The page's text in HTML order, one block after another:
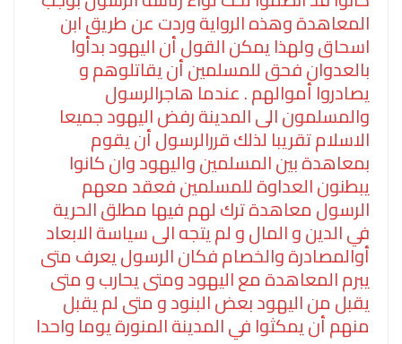
المعاهدة وهذه الرواية وردت عن طريق ابن
اسحاق ولهذا يمكن القول أن اليهود بدأوا
بالعدوان فحق للمسلمين أن يقاتلوهم و
يصادروا أموالهم . عندما هاجرالرسول
والمسلمون الى المدينة رفض اليهود جميعا
الاسلام تقريبا لذلك قررالرسول أن يقوم
بمعاهدة بين المسلمين واليهود وان كانوا
يبطنون العداوة للمسلمين فعقد معهم
الرسول معاهدة ترك لهم فيها مطلق الحرية
في الدين و المال و لم يتجه الى سياسة الابعاد
أوالمصادرة والخصام فكان الرسول يعرف متى
يبرم المعاهدة مع اليهود ومتى يحارب و متى
يقبل من اليهود بعض البنود و متى لم يقبل
منهم أن يمكثوا في المدينة المنورة يوما واحدا